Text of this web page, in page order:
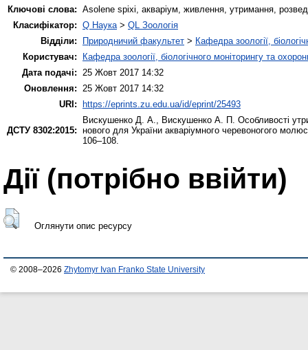
Ключові слова: Asolene spixi, акваріум, живлення, утримання,
Класифікатор: Q Наука> QL Зоологія
Відділи:
Природничий факультет > Кафедра зоології,
Користувач:
Кафедра зоології, біологічного моніторингу та
Дата подачі: 25 Жовт 2017 14:32
Оновлення: 25 Жовт 2017 14:32
URI:
https://eprints.zu.edu.ua/id/eprint/25493
ДСТУ 8302:2015:
Вискушенко Д. А., Вискушенко А. П. Особливості
нового для України акваріумного черевоногого
106–108.
Дії ​​(потрібно ввійти)
Оглянути опис ресурсу
© 2008–2026 Zhytomyr Ivan Franko State University